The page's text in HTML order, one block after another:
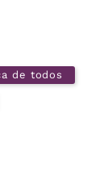
de todos